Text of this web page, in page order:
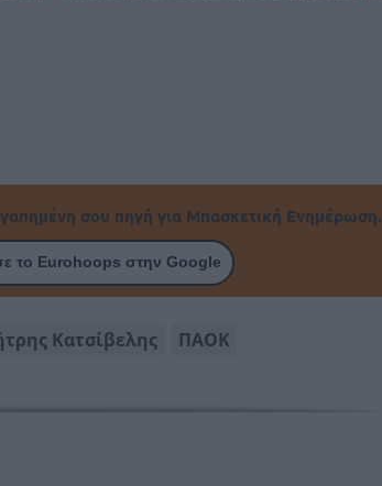
σου πηγή για Μπασκετική Ενημέρωση.
το Eurohoops στην Google
Κατσίβελης ΠΑΟΚ